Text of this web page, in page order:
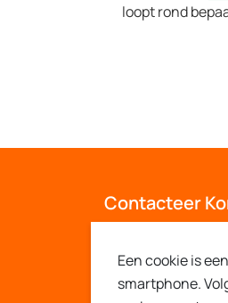
loopt rond
Een cookie is
smartphone.
Contacteer